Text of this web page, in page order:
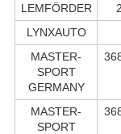
LEMFÖRDER
LYNXAUTO
MASTER-
SPORT
GERMANY
MASTER-
SPORT